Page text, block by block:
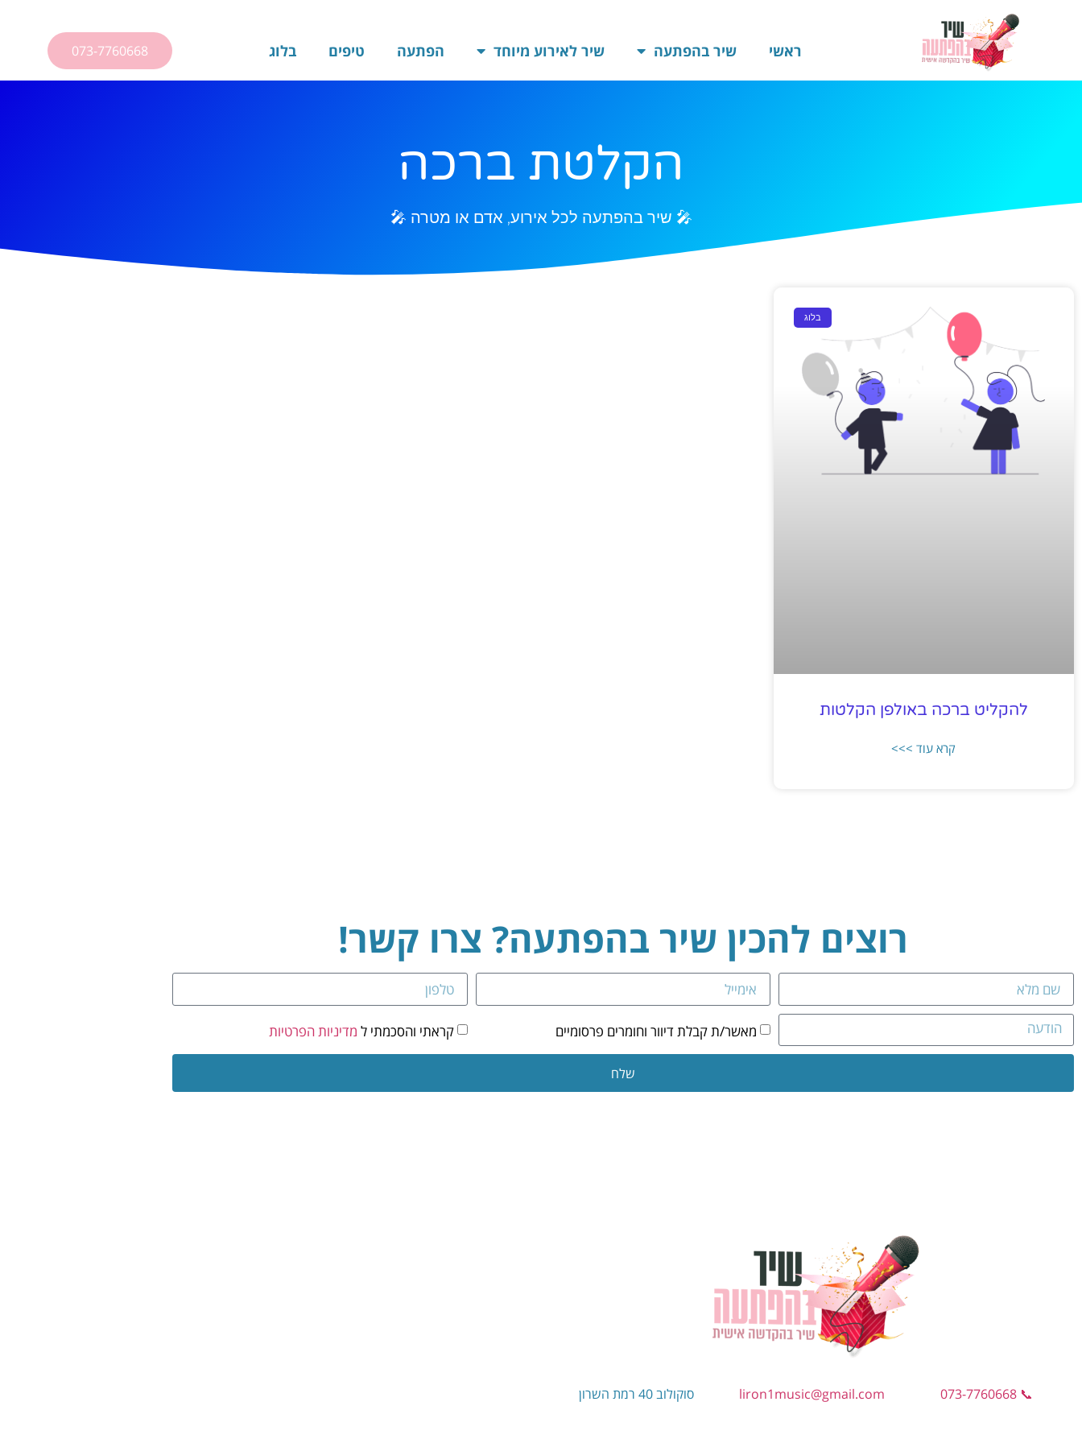
ראשי שיר בהפתעה שיר לאירוע מיוחד הפתעה טיפים בלוג 073-7760668
הקלטת ברכה
🎤 שיר בהפתעה לכל אירוע, אדם או מטרה 🎤
בלוג
להקליט ברכה באולפן הקלטות
קרא עוד >>>
רוצים להכין שיר בהפתעה? צרו קשר!
מאשר/ת קבלת דיוור וחומרים פרסומיים קראתי והסכמתי ל מדיניות הפרטיות
שלח
📞 073-7760668
liron1music@gmail.com סוקולוב 40 רמת השרון